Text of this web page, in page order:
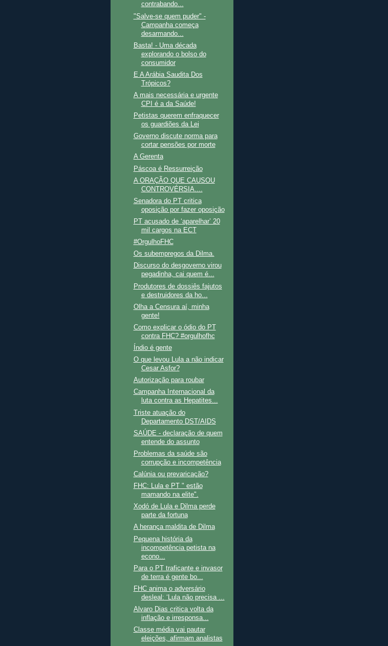
contrabando...
"Salve-se quem puder" -
Campanha começa
desarmando...
Basta! - Uma década
explorando o bolso do
consumidor
E A Arábia Saudita Dos
Trópicos?
A mais necessária e urgente
CPI é a da Saúde!
Petistas querem enfraquecer
os guardiões da Lei
Governo discute norma para
cortar pensões por morte
A Gerenta
Páscoa é Ressurreição
A ORAÇÃO QUE CAUSOU
CONTROVÉRSIA....
Senadora do PT critica
oposição por fazer oposição
PT acusado de ‘aparelhar’ 20
mil cargos na ECT
#OrgulhoFHC
Os subempregos da Dilma.
Discurso do desgoverno virou
pegadinha, cai quem é...
Produtores de dossiês fajutos
e destruidores da ho...
Olha a Censura aí, minha
gente!
Como explicar o ódio do PT
contra FHC? #orgulhofhc
Índio é gente
O que levou Lula a não indicar
Cesar Asfor?
Autorização para roubar
Campanha Internacional da
luta contra as Hepatites...
Triste atuação do
Departamento DST/AIDS
SAÚDE - declaração de quem
entende do assunto
Problemas da saúde são
corrupção e incompetência
Calúnia ou prevaricação?
FHC: Lula e PT " estão
mamando na elite".
Xodó de Lula e Dilma perde
parte da fortuna
A herança maldita de Dilma
Pequena história da
incompetência petista na
econo...
Para o PT traficante e invasor
de terra é gente bo...
FHC anima o adversário
desleal: ‘Lula não precisa ...
Alvaro Dias critica volta da
inflação e irresponsa...
Classe média vai pautar
eleições, afirmam analistas